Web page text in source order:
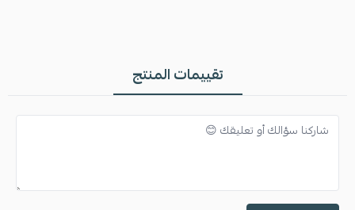
تقييمات المنتج